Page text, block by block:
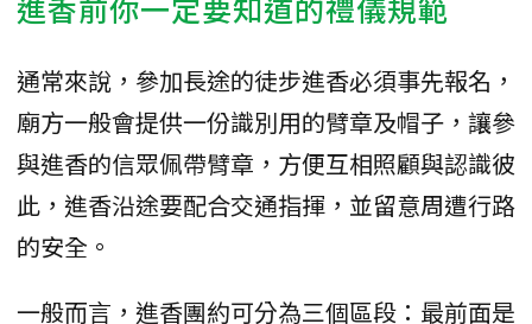
通常來說，參加長途的徒步進香必須事先報名，
廟方一般會提供一份識別用的臂章及帽子，讓參
與進香的信眾佩帶臂章，方便互相照顧與認識彼
此，進香沿途要配合交通指揮，並留意周遭行路
的安全。
一般而言，進香團約可分為三個區段：最前面是